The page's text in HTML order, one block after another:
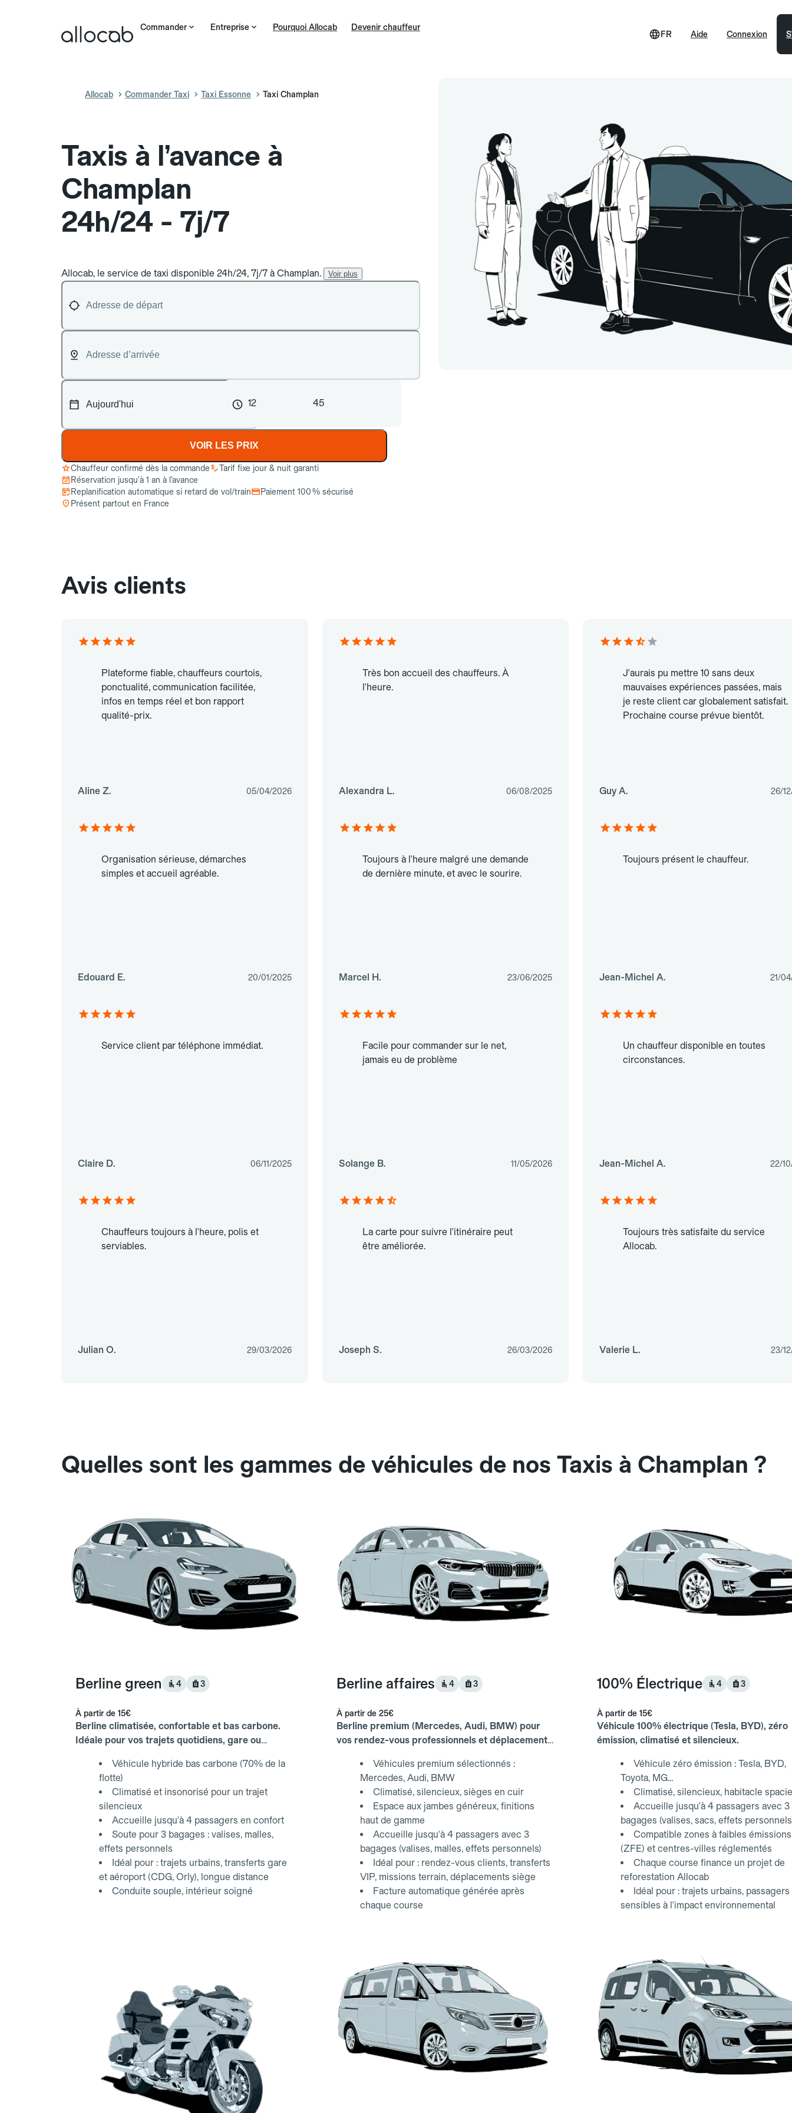
Commander Entreprise Pourquoi Allocab Devenir chauffeur
Aide
FR Connexion
Allocab Commander Taxi Taxi Essonne Taxi Champlan
Taxis à l’avance à
Champlan
24h/24 - 7j/7
Allocab, le service de taxi disponible 24h/24, 7j/7 à Champlan. Voir plus
12 45
VOIR LES PRIX
Chauffeur confirmé dès la commande
Tarif fixe jour & nuit garanti
Réservation jusqu’à 1 an à l’avance
Replanification automatique si retard de vol/train
Paiement 100 % sécurisé
Présent partout en France
Avis clients
Plateforme fiable, chauffeurs courtois,
ponctualité, communication facilitée,
infos en temps réel et bon rapport
qualité-prix.
Aline Z. 05/04/2026
Très bon accueil des chauffeurs. À
l'heure.
Alexandra L. 06/08/2025
J'aurais pu mettre 10 sans deux
mauvaises expériences passées, mais
je reste client car globalement satisfait.
Prochaine course prévue bientôt.
Guy A. 26/
Organisation sérieuse, démarches
simples et accueil agréable.
Edouard E. 20/01/2025
Toujours à l'heure malgré une demande
de dernière minute, et avec le sourire.
Marcel H. 23/06/2025
Toujours présent le chauffeur.
Jean-Michel A. 21/
Service client par téléphone immédiat.
Claire D. 06/11/2025
Facile pour commander sur le net,
jamais eu de problème
Solange B. 11/05/2026
Un chauffeur disponible en toutes
circonstances.
Jean-Michel A. 22/
Chauffeurs toujours à l'heure, polis et
serviables.
Julian O. 29/03/2026
La carte pour suivre l'itinéraire peut
être améliorée.
Joseph S. 26/03/2026
Toujours très satisfaite du service
Allocab.
Valerie L. 23/
Quelles sont les gammes de véhicules de nos Taxis à Champlan ?
Berline green 4 3
À partir de 15€
Berline climatisée, confortable et bas carbone.
Idéale pour vos trajets quotidiens, gare ou
Véhicule hybride bas carbone (70% de la
flotte)
Climatisé et insonorisé pour un trajet
silencieux
Accueille jusqu'à 4 passagers en confort
Soute pour 3 bagages : valises, malles,
effets personnels
Idéal pour : trajets urbains, transferts gare
et aéroport (CDG, Orly), longue distance
Conduite souple, intérieur soigné
Berline affaires 4 3
À partir de 25€
Berline premium (Mercedes, Audi, BMW) pour
vos rendez-vous professionnels et déplacements
Véhicules premium sélectionnés :
Mercedes, Audi, BMW
Climatisé, silencieux, sièges en cuir
Espace aux jambes généreux, finitions
haut de gamme
Accueille jusqu'à 4 passagers avec 3
bagages (valises, malles, effets personnels)
Idéal pour : rendez-vous clients, transferts
VIP, missions terrain, déplacements siège
Facture automatique générée après
chaque course
100% Électrique 4 3
À partir de 15€
Véhicule 100% électrique (Tesla, BYD), zéro
émission, climatisé et silencieux.
Véhicule zéro émission : Tesla, BYD,
Toyota, MG...
Climatisé, silencieux, habitacle
Accueille jusqu'à 4 passagers avec 3
bagages (valises, sacs, effets
Compatible zones à faibles émissions
(ZFE) et centres-villes réglementés
Chaque course finance un projet de
reforestation Allocab
Idéal pour : trajets urbains, passagers
sensibles à l'impact environnemental